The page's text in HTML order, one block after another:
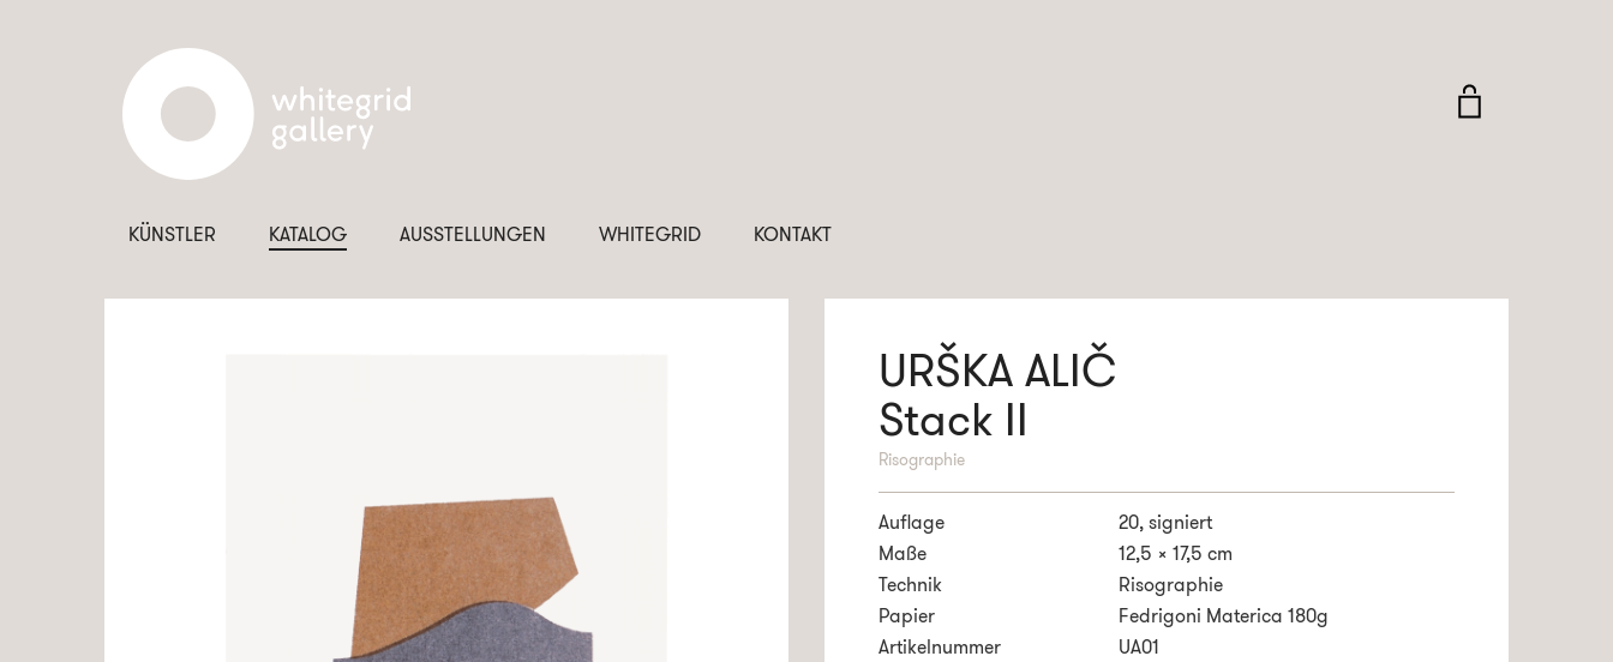
KÜNSTLER KATALOG AUSSTELLUNGEN WHITEGRID KONTAKT
URŠKA ALIČ
Stack II
Risographie
Auflage
20, signiert
Maße
12,5 x 17,5 cm
Technik
Risographie
Papier
Fedrigoni Materica 180g
Artikelnummer
UA01